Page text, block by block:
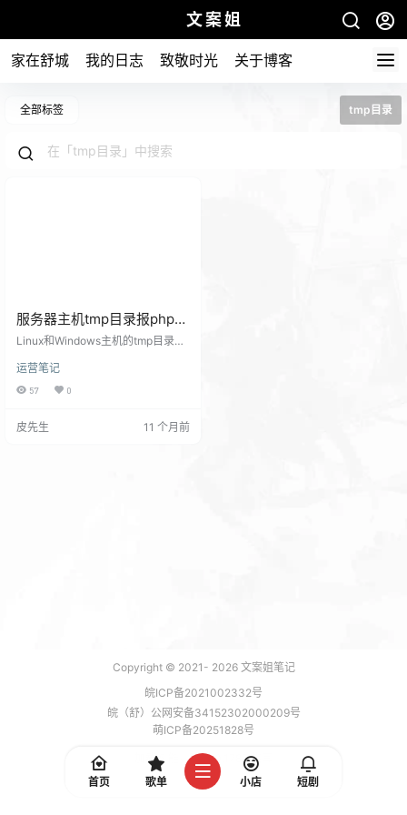
文案姐
家在舒城 我的日志 致敬时光 关于博客
全部标签 tmp目录
服务器主机tmp目录报php病
毒木马的解决方法
Linux和Windows主机的tmp目录都
运行产生的临时文件和用户上传的
临时文件都会在这个目录生成。 有
况一般是黑客利用网站程序漏洞上
运营笔记
57 0
皮先生 11 个月前
Copyright © 2021- 2026文案姐笔记
皖ICP备2021002332号
皖（舒）公网安备34152302000209号
萌ICP备20251828号
加载 5 能，功耗 0.1787 焦耳
首页
歌单 小店 短剧